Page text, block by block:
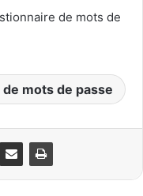
de mots de
mots de passe